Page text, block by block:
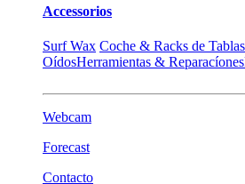
Accessorios
Surf Wax Coche & Racks de Tablas
OídosHerramientas & Reparacíones
Webcam
Forecast
Contacto